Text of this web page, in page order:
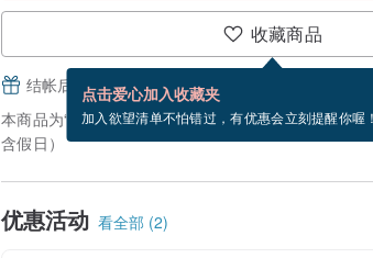
收藏商品
点击爱心加入收藏夹
加入欲望清单不怕错过，有优惠会立刻提醒你喔！
结帐后填写并分享，免费帮你寄送电子贺卡。
本商品为“接单订制”。付款后，从开始制作到寄出商
含假日）
优惠活动 看全部 (2)